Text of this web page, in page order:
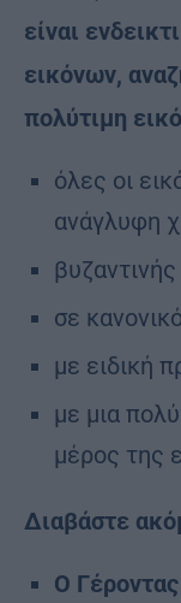
είναι
εικόνων,
πολύτιμη
όλες οι
ανάγλυφη
σε
με ειδική
με μια
μέρος της
Διαβάστε
Ο